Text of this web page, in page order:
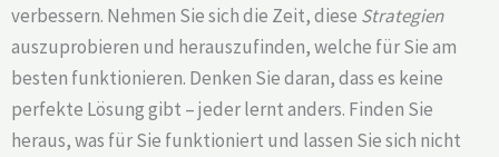
verbessern. Nehmen Sie sich die Zeit, diese Strategien
auszuprobieren und herauszufinden, welche für Sie am
besten funktionieren. Denken Sie daran, dass es keine
perfekte Lösung gibt – jeder lernt anders. Finden Sie
heraus, was für Sie funktioniert und lassen Sie sich nicht